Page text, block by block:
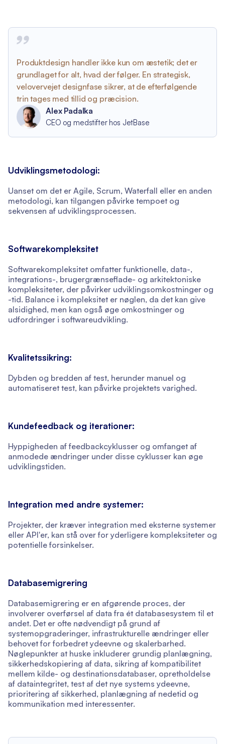
Produktdesign handler ikke kun om æstetik; det er
grundlaget for alt, hvad der følger. En strategisk,
velovervejet designfase sikrer, at de efterfølgende
trin tages med tillid og præcision.
Alex Padalka
CEO og medstifter hos JetBase
Udviklingsmetodologi:
Uanset om det er Agile, Scrum, Waterfall eller en anden
metodologi, kan tilgangen påvirke tempoet og
sekvensen af udviklingsprocessen.
Softwarekompleksitet
Softwarekompleksitet omfatter funktionelle, data-,
integrations-, brugergrænseflade- og arkitektoniske
kompleksiteter, der påvirker udviklingsomkostninger og
-tid. Balance i kompleksitet er nøglen, da det kan give
alsidighed, men kan også øge omkostninger og
udfordringer i softwareudvikling.
Kvalitetssikring:
Dybden og bredden af test, herunder manuel og
automatiseret test, kan påvirke projektets varighed.
Kundefeedback og iterationer:
Hyppigheden af feedbackcyklusser og omfanget af
anmodede ændringer under disse cyklusser kan øge
udviklingstiden.
Integration med andre systemer:
Projekter, der kræver integration med eksterne systemer
eller API'er, kan stå over for yderligere kompleksiteter og
potentielle forsinkelser.
Databasemigrering
Databasemigrering er en afgørende proces, der
involverer overførsel af data fra ét databasesystem til et
andet. Det er ofte nødvendigt på grund af
systemopgraderinger, infrastrukturelle ændringer eller
behovet for forbedret ydeevne og skalerbarhed.
Nøglepunkter at huske inkluderer grundig planlægning,
sikkerhedskopiering af data, sikring af kompatibilitet
mellem kilde- og destinationsdatabaser, opretholdelse
af dataintegritet, test af det nye systems ydeevne,
prioritering af sikkerhed, planlægning af nedetid og
kommunikation med interessenter.